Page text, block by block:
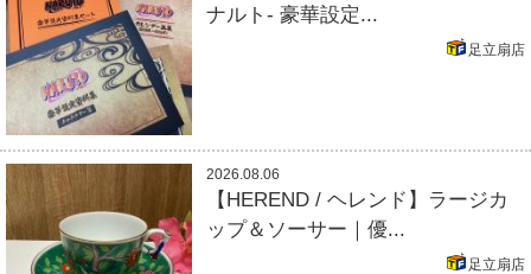
ナルト- 豪華設定...
足立扇店
2026.08.06
【HEREND / ヘレンド】ラージカ
ップ＆ソーサー｜優...
足立扇店